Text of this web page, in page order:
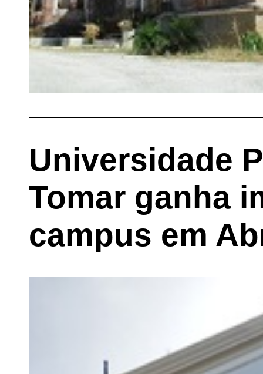
Universidade
Tomar ganha
campus em